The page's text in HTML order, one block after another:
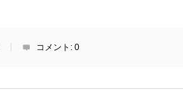
コメント: 0